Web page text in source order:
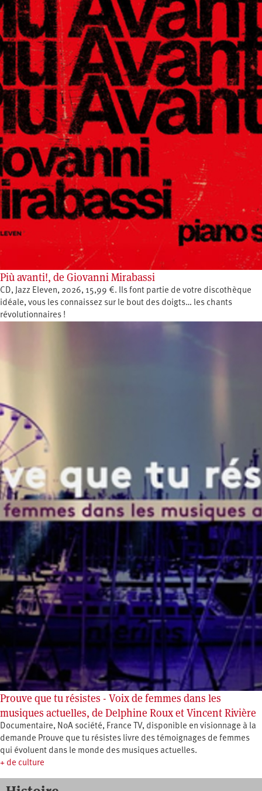
Più avanti!, de Giovanni Mirabassi
CD, Jazz Eleven, 2026, 15,99 €. Ils font partie de votre discothèque
idéale, vous les connaissez sur le bout des doigts… les chants
révolutionnaires !
Prouve que tu résistes - Voix de femmes dans les
musiques actuelles, de Delphine Roux et Vincent Rivière
Documentaire, NoA société, France TV, disponible en visionnage à la
demande Prouve que tu résistes livre des témoignages de femmes
qui évoluent dans le monde des musiques actuelles.
+ de culture